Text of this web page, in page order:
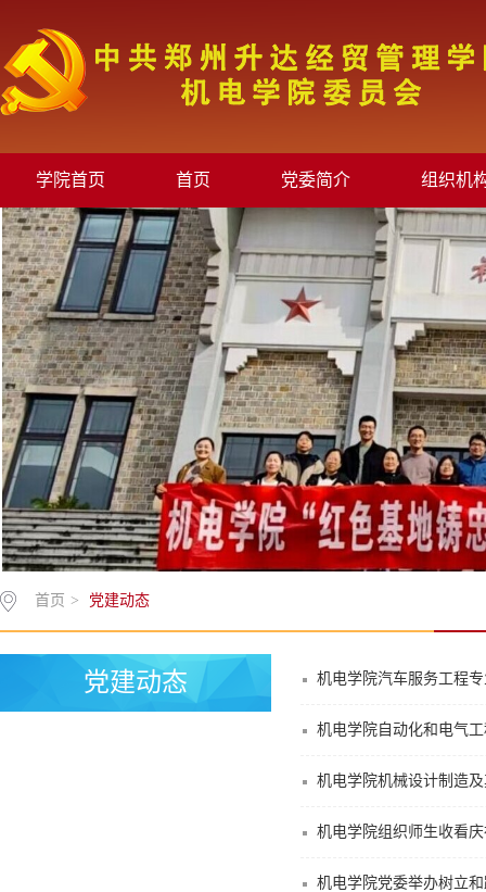
学院首页 首页 党委简介 组织机
首页 > 党建动态
党建动态 机电学院汽车服务工程
机电学院自动化和电气
机电学院机械设计制造
机电学院组织师生收看
机电学院党委举办树立